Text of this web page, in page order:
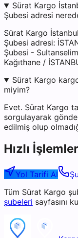
Sürat Kargo
Şubesi adresi
Sürat Kargo
Şubesi adresi:
Şubesi -
Kağıthane /
Sürat Kargo
miyim?
Evet. Sürat Kargo
sorgulayarak
edilmiş olup
Hızlı İşlemler
Yol Tarifi Al
Tüm Sürat Kargo
şubeleri sayfasını